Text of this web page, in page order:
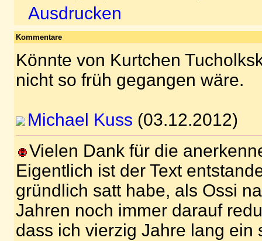
Ausdrucken
Kommentare
Könnte von Kurtchen
nicht so früh gegangen wäre.
Michael Kuss (03.12.2012)
Vielen Dank für die
Eigentlich ist der Text
gründlich satt habe, als Ossi
Jahren noch immer darauf
dass ich vierzig Jahre lang ein